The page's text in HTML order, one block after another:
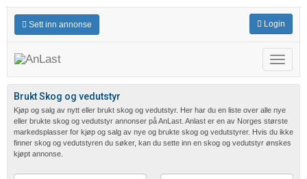
Sett inn annonse Login
Meny
Brukt Skog og vedutstyr
Kjøp og salg av nytt eller brukt skog og vedutstyr. Her har du en liste over alle nye
eller brukte skog og vedutstyr annonser på AnLast. Anlast er en av Norges største
markedsplasser for kjøp og salg av nye og brukte skog og vedutstyrer. Hvis du ikke
finner skog og vedutstyren du søker, kan du sette inn en skog og vedutstyr ønskes
kjøpt annonse.